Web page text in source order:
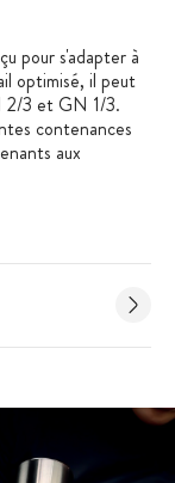
pour s'adapter à
optimisé, il peut
2/3 et GN 1/3.
contenances
aux
631-1